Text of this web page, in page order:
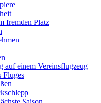
fremden Platz
auf einem Vereinsflugzeug
Fluges
Saison